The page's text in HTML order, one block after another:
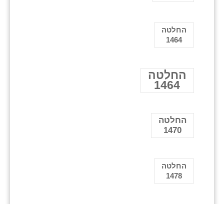
החלטה
1464
החלטה
1464
החלטה
1470
החלטה
1478